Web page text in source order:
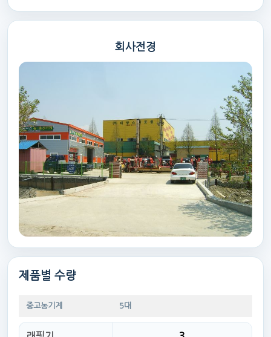
회사전경
제품별 수량
중고농기계 5대